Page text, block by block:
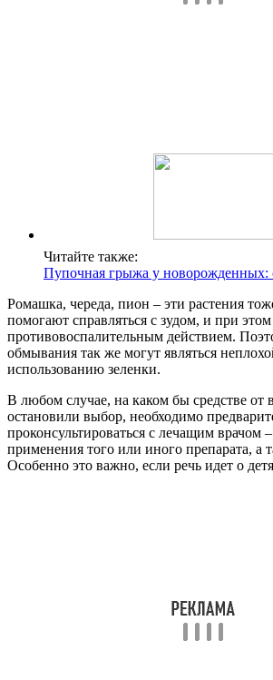
Читайте также:
Пупочная грыжа у новорожденных:
Ромашка, череда, пион – эти растения
помогают справляться с зудом, и при
противовоспалительным действием.
обмывания так же могут являться
использованию зеленки.
В любом случае, на каком бы средстве от
остановили выбор, необходимо
проконсультироваться с лечащим врачом
применения того или иного препарата, а
Особенно это важно, если речь идет о